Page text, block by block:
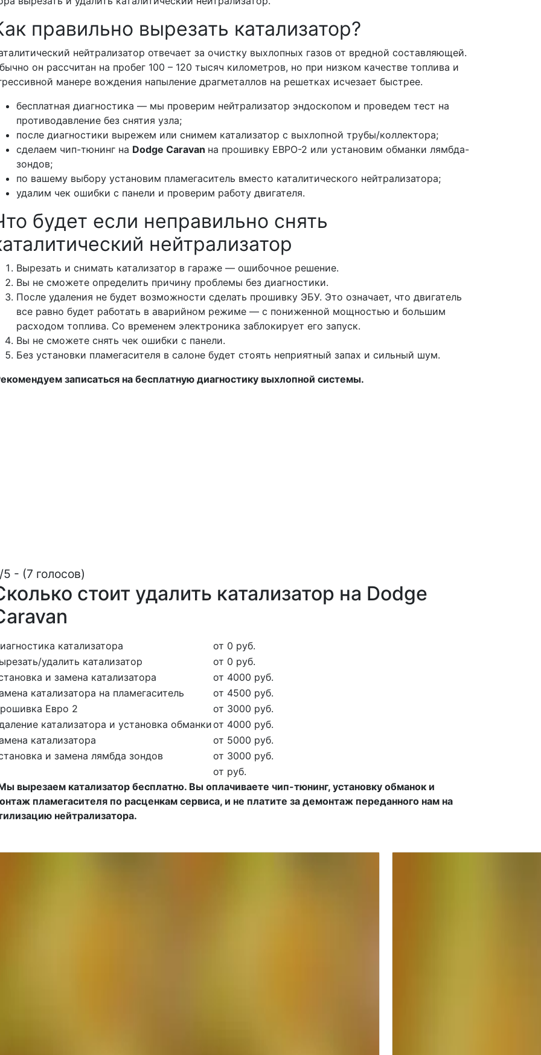
правильно вырезать катализатор?
нейтрализатор отвечает за очистку выхлопных газов от вредной составляющей.
он рассчитан на пробег 100 – 120 тысяч километров, но при низком качестве топлива и
манере вождения напыление драгметаллов на решетках исчезает быстрее.
бесплатная диагностика — мы проверим нейтрализатор эндоскопом и проведем тест на
противодавление без снятия узла;
после диагностики вырежем или снимем катализатор с выхлопной трубы/коллектора;
сделаем чип-тюнинг на Dodge Caravan на прошивку ЕВРО-2 или установим обманки лямбда-
зондов;
по вашему выбору установим пламегаситель вместо каталитического нейтрализатора;
удалим чек ошибки с панели и проверим работу двигателя.
будет если неправильно снять
нейтрализатор
Вырезать и снимать катализатор в гараже — ошибочное решение.
Вы не сможете определить причину проблемы без диагностики.
После удаления не будет возможности сделать прошивку ЭБУ. Это означает, что двигатель
все равно будет работать в аварийном режиме — с пониженной мощностью и большим
расходом топлива. Со временем электроника заблокирует его запуск.
Вы не сможете снять чек ошибки с панели.
Без установки пламегасителя в салоне будет стоять неприятный запах и сильный шум.
записаться на бесплатную диагностику выхлопной системы.
- (7 голосов)
стоит удалить катализатор на Dodge
катализатора
от 0 руб.
удалить катализатор
от 0 руб.
и замена катализатора
от 4000 руб.
катализатора на пламегаситель
от 4500 руб.
Евро 2
от 3000 руб.
катализатора и установка обманкиот 4000 руб.
катализатора
от 5000 руб.
и замена лямбда зондов
от 3000 руб.
от руб.
вырезаем катализатор бесплатно. Вы оплачиваете чип-тюнинг, установку обманок и
пламегасителя по расценкам сервиса, и не платите за демонтаж переданного нам на
нейтрализатора.